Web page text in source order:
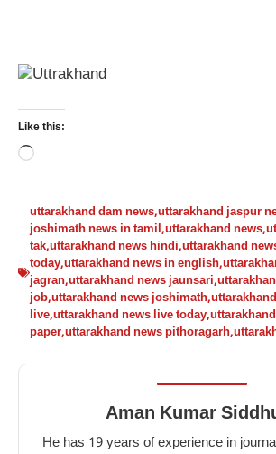
Like this:
Loading…
uttarakhand dam news,uttarakhand jaspur
joshimath news in tamil,uttarakhand news,
tak,uttarakhand news hindi,uttarakhand
today,uttarakhand news in english,
jagran,uttarakhand news jaunsari,
job,uttarakhand news joshimath,
live,uttarakhand news live today,
paper,uttarakhand news pithoragarh,
Aman Kumar
He has 19 years of experience in